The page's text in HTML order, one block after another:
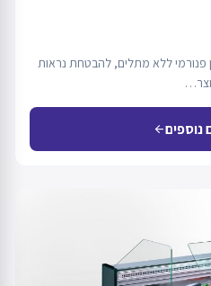
פנורמי ללא מתלים, להבטחת נראות
נוספיםarrow_back